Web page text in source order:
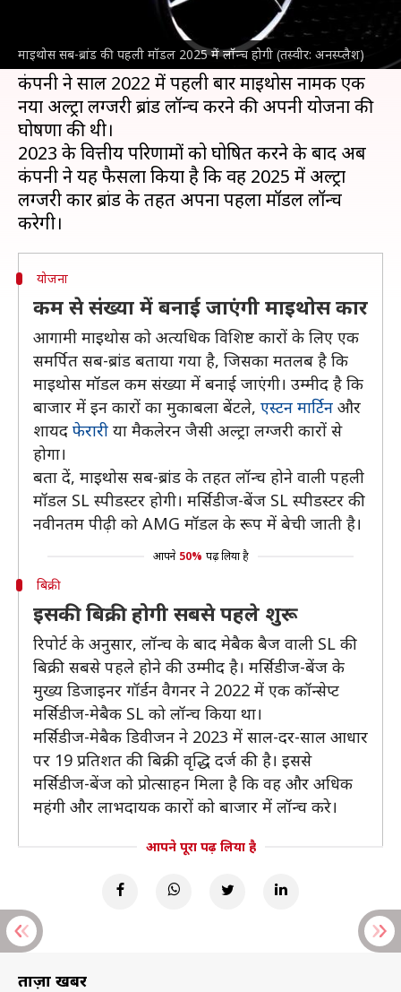
माइथोस सब-ब्रांड की पहली मॉडल 2025 में लॉन्च होगी (तस्वीर: अनस्प्लैश)
मर्सिडीज-बेंज
के माइथोस सब-ब्रांड
के तहत लॉन्च होने वाली पहली मॉडल स्टैंडर्ड लग्जरी (SL)
स्पीडस्टर होगी।
कंपनी ने साल 2022 में पहली बार माइथोस नामक एक
नया अल्ट्रा लग्जरी ब्रांड लॉन्च करने की अपनी योजना की
घोषणा की थी।
2023 के वित्तीय परिणामों को घोषित करने के बाद अब
कंपनी ने यह फैसला किया है कि वह 2025 में अल्ट्रा
लग्जरी कार ब्रांड के तहत अपना पहला मॉडल लॉन्च
योजना
कम से संख्या में बनाई जाएंगी माइथोस कार
आगामी माइथोस को अत्यधिक विशिष्ट कारों के लिए एक
समर्पित सब-ब्रांड बताया गया है, जिसका मतलब है कि
माइथोस मॉडल कम संख्या में बनाई जाएंगी। उम्मीद है कि
बाजार में इन कारों का मुकाबला बेंटले, एस्टन मार्टिन और
शायद फेरारी या मैकलेरन जैसी अल्ट्रा लग्जरी कारों से
होगा।
बता दें, माइथोस सब-ब्रांड के तहत लॉन्च होने वाली पहली
मॉडल SL स्पीडस्टर होगी। मर्सिडीज-बेंज SL स्पीडस्टर की
नवीनतम पीढ़ी को AMG मॉडल के रूप में बेची जाती है।
आपने 50% पढ़ लिया है
बिक्री
इसकी बिक्री होगी सबसे पहले शुरू
रिपोर्ट के अनुसार, लॉन्च के बाद मेबैक बैज वाली SL की
बिक्री सबसे पहले होने की उम्मीद है। मर्सिडीज-बेंज के
मुख्य डिजाइनर गॉर्डन वैगनर ने 2022 में एक कॉन्सेप्ट
मर्सिडीज-मेबैक SL को लॉन्च किया था।
मर्सिडीज-मेबैक डिवीजन ने 2023 में साल-दर-साल आधार
पर 19 प्रतिशत की बिक्री वृद्धि दर्ज की है। इससे
मर्सिडीज-बेंज को प्रोत्साहन मिला है कि वह और अधिक
महंगी और लाभदायक कारों को बाजार में लॉन्च करे।
आपने पूरा पढ़ लिया है
ताज़ा खबरें